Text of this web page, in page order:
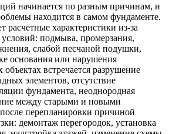
начинается по разным причинам, и
находится в самом фундаменте.
расчетные характеристики из-за
подмыва, промерзания,
слабой песчаной подушки,
основания или нарушения
встречается разрушение
элементов, отсутствие
фундамента, неоднородная
между старыми и новыми
перепланировки причиной
демонтаж перегородок, установка